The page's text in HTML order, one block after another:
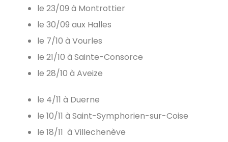
le 23/09 à Montrottier
le 30/09 aux Halles
le 7/10 à Vourles
le 21/10 à Sainte-Consorce
le 28/10 à Aveize
le 4/11 à Duerne
le 10/11 à Saint-Symphorien-sur-Coise
le 18/11 à Villechenève